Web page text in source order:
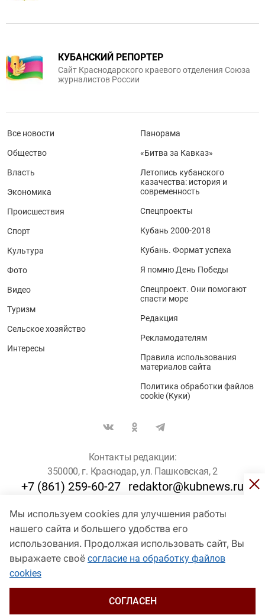
Мы используем cookies для улучшения работы
нашего сайта и большего удобства его
использования. Продолжая использовать сайт, Вы
выражаете своё согласие на обработку файлов
cookies
СОГЛАСЕН
КУБАНСКИЙ РЕПОРТЕР
Сайт Краснодарского краевого отделения Союза
журналистов России
Все новости
Общество
Власть
Экономика
Происшествия
Спорт
Культура
Фото
Видео
Туризм
Сельское хозяйство
Интересы
Панорама
«Битва за Кавказ»
Летопись кубанского
казачества: история и
современность
Спецпроекты
Кубань 2000-2018
Кубань. Формат успеха
Я помню День Победы
Спецпроект. Они помогают
спасти море
Редакция
Рекламодателям
Правила использования
материалов сайта
Политика обработки файлов
cookie (Куки)
Контакты редакции:
350000, г. Краснодар, ул. Пашковская, 2
+7 (861) 259-60-27 redaktor@kubnews.ru
Для пользователей старше 16 лет
© Кубанские Новости, 2017
Сетевое издание «kubnews» зарегистрировано Федеральной
службой по надзору в сфере связи, информационных технологий
и массовых коммуникаций (Роскомнадзор). Регистрационный
Пашковская, 2). Главный редактор – Филиппов О. Ю.